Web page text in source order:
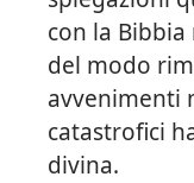
con la
del modo
avvenimenti
catastrofici
divina.